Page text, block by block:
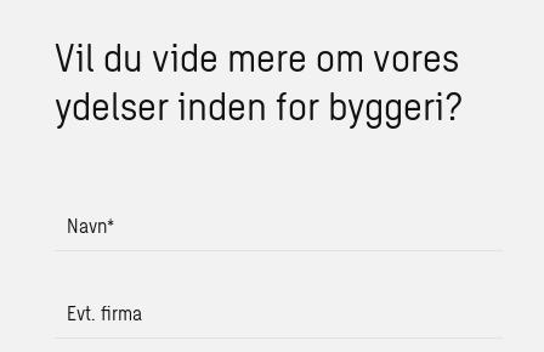
Vil du vide mere om vores
ydel­ser inden for byg­ge­ri?
Navn*
Evt. firma